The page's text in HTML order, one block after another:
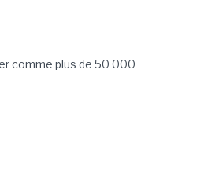
comme plus de 50 000